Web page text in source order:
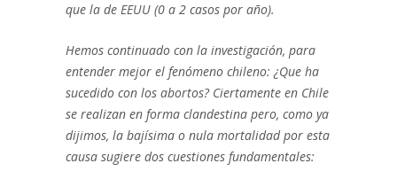
que la de EEUU (0 a 2 casos por año).
Hemos continuado con la investigación, para
entender mejor el fenómeno chileno: ¿Que ha
sucedido con los abortos? Ciertamente en Chile
se realizan en forma clandestina pero, como ya
dijimos, la bajísima o nula mortalidad por esta
causa sugiere dos cuestiones fundamentales: